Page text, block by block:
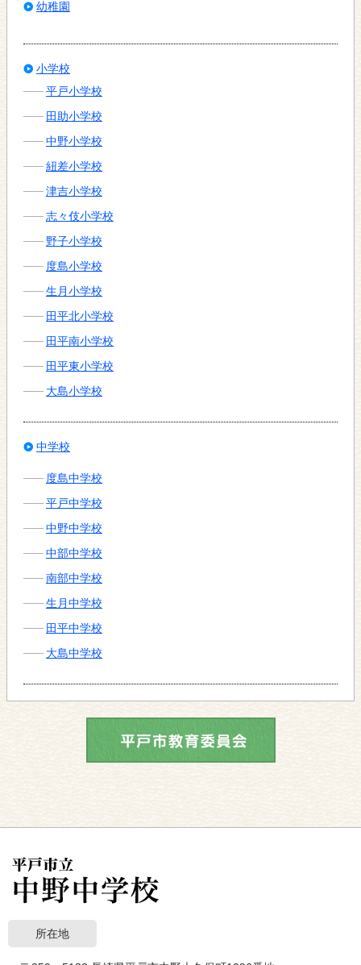
幼稚園
小学校
平戸小学校
田助小学校
中野小学校
紐差小学校
津吉小学校
志々伎小学校
野子小学校
度島小学校
生月小学校
田平北小学校
田平南小学校
田平東小学校
大島小学校
中学校
度島中学校
平戸中学校
中野中学校
中部中学校
南部中学校
生月中学校
田平中学校
大島中学校
所在地